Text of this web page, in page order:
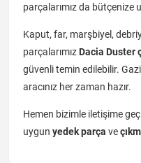
parçalarımız da bütçenize
Kaput, far, marşbiyel,
parçalarımız Dacia Duster
güvenli temin edilebilir.
aracınız her zaman hazır.
Hemen bizimle iletişime
uygun yedek parça ve